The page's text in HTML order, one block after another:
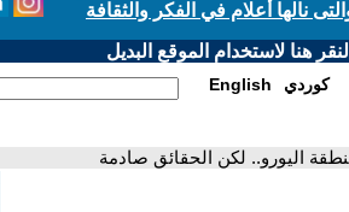
نالها أعلام في الفكر والثقافة
هنا لاستخدام الموقع البديل
English كوردي
اليورو.. لكن الحقائق صادمة